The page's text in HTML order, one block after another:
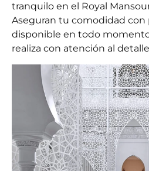
tranquilo en el Royal
Aseguran tu comodidad con
disponible en todo
realiza con atención al